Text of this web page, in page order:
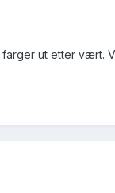
ut etter vært.